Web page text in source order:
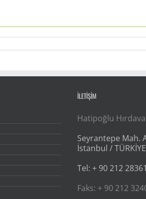
İLETİŞİM
Hatipoğlu
Seyrantepe Mah.
İstanbul / TÜRKİYE
Tel: + 90 212
Faks: + 90 212